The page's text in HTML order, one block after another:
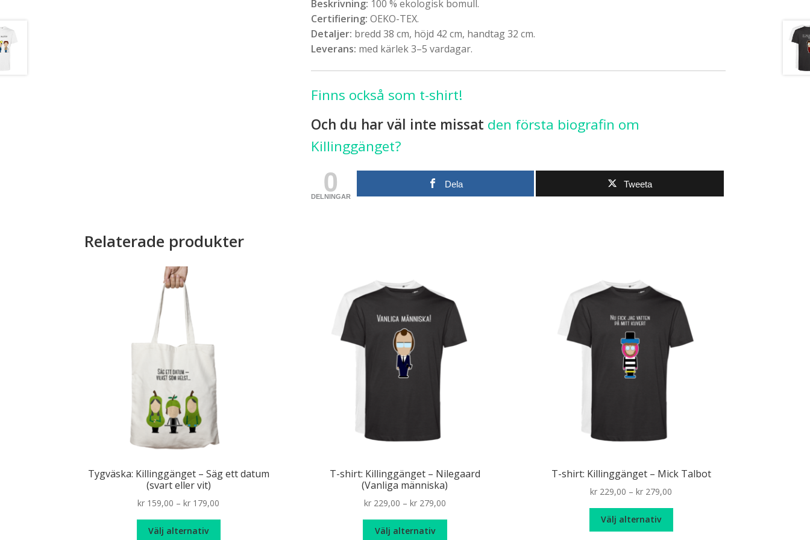
Beskrivning: 100 % ekologisk bomull.
Certifiering: OEKO-TEX.
Detaljer: bredd 38 cm, höjd 42 cm, handtag 32 cm.
Leverans: med kärlek 3–5 vardagar.
Finns också som t-shirt!
Och du har väl inte missat den första biografin om
Killinggänget?
0
DELNINGAR
Dela Tweeta
Relaterade produkter
Tygväska: Killinggänget – Säg ett datum
(svart eller vit)
kr 159,00 – kr 179,00
Välj alternativ
T-shirt: Killinggänget – Nilegaard
(Vanliga människa)
kr229,00 – kr279,00Price
Välj alternativ
T-shirt: Killinggänget – Mick Talbot
kr 229,00 – kr 279,00
through
Välj alternativ